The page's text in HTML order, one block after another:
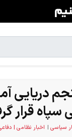
دریایی
قرار
سیاسی | اخبار نظامی |